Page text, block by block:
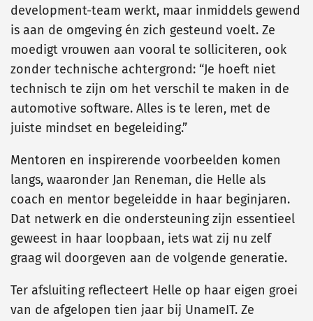
development-team werkt, maar inmiddels gewend
is aan de omgeving én zich gesteund voelt. Ze
moedigt vrouwen aan vooral te solliciteren, ook
zonder technische achtergrond: “Je hoeft niet
technisch te zijn om het verschil te maken in de
automotive software. Alles is te leren, met de
juiste mindset en begeleiding.”
Mentoren en inspirerende voorbeelden komen
langs, waaronder Jan Reneman, die Helle als
coach en mentor begeleidde in haar beginjaren.
Dat netwerk en die ondersteuning zijn essentieel
geweest in haar loopbaan, iets wat zij nu zelf
graag wil doorgeven aan de volgende generatie.
Ter afsluiting reflecteert Helle op haar eigen groei
van de afgelopen tien jaar bij UnameIT. Ze